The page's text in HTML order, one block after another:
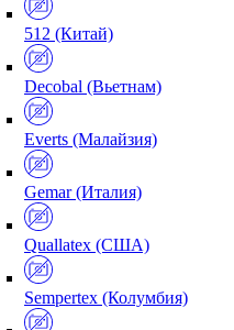
512 (Китай)
Decobal (Вьетнам)
Everts (Малайзия)
Gemar (Италия)
Quallatex (США)
Sempertex (Колумбия)